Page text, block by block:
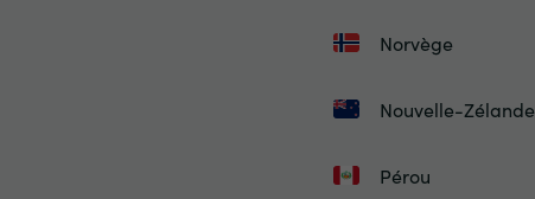
Norvège
Nouvelle-Zélande
Pérou